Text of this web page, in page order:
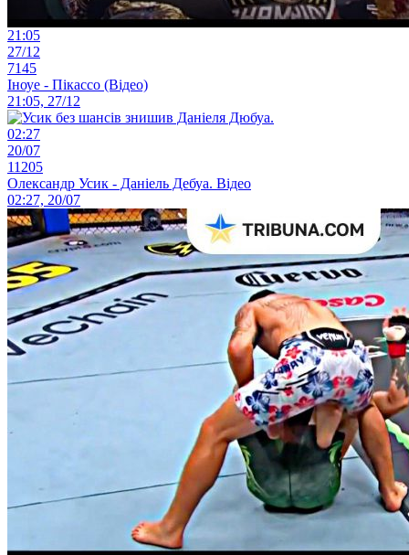
21:05
27/12
7145
Іноуе - Пікассо (Відео)
21:05, 27/12
02:27
20/07
11205
Олександр Усик - Даніель Дебуа. Відео
02:27, 20/07